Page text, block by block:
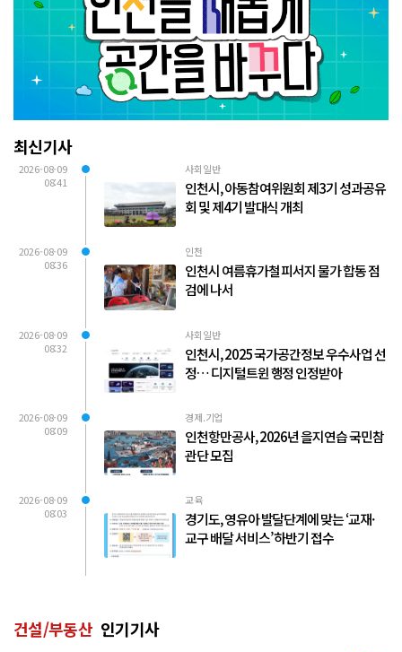
최신기사
2026-08-09
08:41
사회일반
인천시, 아동참여위원회 제3기 성과공유
회 및 제4기 발대식 개최
2026-08-09
08:36
인천
인천시 여름휴가철 피서지 물가 합동 점
검에 나서
2026-08-09
08:32
사회일반
인천시, 2025 국가공간정보 우수사업 선
정… 디지털트윈 행정 인정받아
2026-08-09
08:09
경제.기업
인천항만공사, 2026년 을지연습 국민참
관단 모집
2026-08-09
08:03
교육
경기도, 영유아 발달단계에 맞는 ‘교재·
교구 배달 서비스’ 하반기 접수
건설/부동산 인기기사